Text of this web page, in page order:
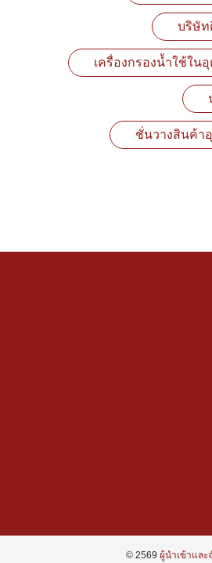
บริษัท
เครื่องกรองน้ำใช้ใน
ชั่นวางสินค้า
© 2569ผู้นำเข้าและ